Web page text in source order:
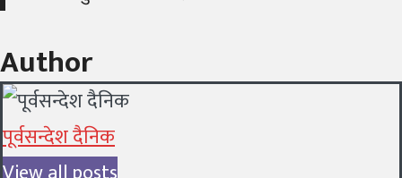
Author
पूर्वसन्देश दैनिक